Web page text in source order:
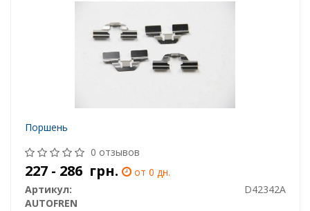
Поршень
0 отзывов
227 - 286 грн.
от 0 дн.
Артикул:
D42342A
AUTOFREN